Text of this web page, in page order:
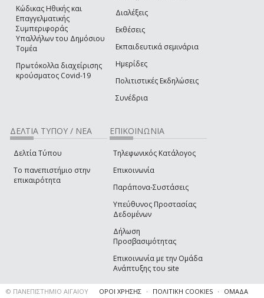
Κώδικας Ηθικής και
Επαγγελματικής
Συμπεριφοράς
Υπαλλήλων του Δημόσιου
Τομέα
Πρωτόκολλα διαχείρισης
κρούσματος Covid-19
Διαλέξεις
Εκθέσεις
Εκπαιδευτικά σεμινάρια
Ημερίδες
Πολιτιστικές Εκδηλώσεις
Συνέδρια
ΔΕΛΤΙΑ ΤΥΠΟΥ / ΝΕΑ
Δελτία Τύπου
Το πανεπιστήμιο στην
επικαιρότητα
ΕΠΙΚΟΙΝΩΝΙΑ
Τηλεφωνικός Κατάλογος
Επικοινωνία
Παράπονα-Συστάσεις
Υπεύθυνος Προστασίας
Δεδομένων
Δήλωση
Προσβασιμότητας
Επικοινωνία με την Ομάδα
Ανάπτυξης του site
© ΠΑΝΕΠΙΣΤΗΜΙΟ ΑΙΓΑΙΟΥ ΟΡΟΙ ΧΡΗΣΗΣ ΠΟΛΙΤΙΚΗ COOKIES
ΟΜΑΔΑ